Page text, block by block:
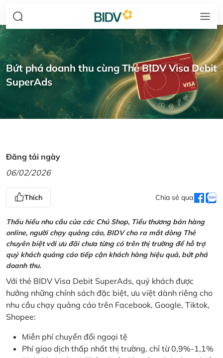
Bứt phá doanh thu cùng Thẻ BIDV Visa Debit
SuperAds
Đăng tải ngày
06/02/2026
Thích Chia sẻ qua
Thấu hiểu nhu cầu của các Chủ Shop, Tiểu thương bán hàng
online, người chạy quảng cáo, BIDV cho ra mắt dòng Thẻ
chuyên biệt với ưu đãi chưa từng có trên thị trường để hỗ trợ
quý khách quảng cáo tiếp cận khách hàng hiệu quả, bứt phá
doanh thu.
Với thẻ BIDV Visa Debit SuperAds, quý khách được
hưởng những chính sách đặc biệt, ưu việt dành riêng cho
nhu cầu chạy quảng cáo trên Facebook, Google, Tiktok,
Shopee:
Miễn phí chuyển đổi ngoại tệ
Phí giao dịch thấp nhất thị trường, chỉ từ 0,9%-1,1%